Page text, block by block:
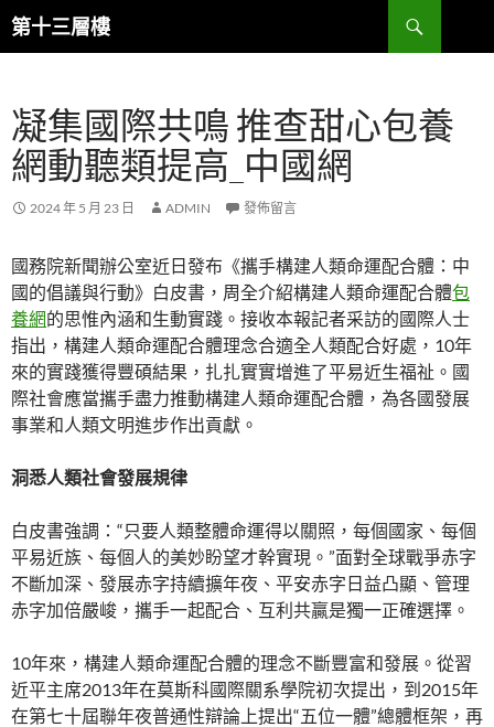
跳
至
內
容
第十三層樓
搜
尋
凝集國際共鳴 推查甜心包養
網動聽類提高_中國網
2024 年 5 月 23 日 ADMIN 發佈留言
國務院新聞辦公室近日發布《攜手構建人類命運配合體：中
國的倡議與行動》白皮書，周全介紹構建人類命運配合體包
養網的思惟內涵和生動實踐。接收本報記者采訪的國際人士
指出，構建人類命運配合體理念合適全人類配合好處，10年
來的實踐獲得豐碩結果，扎扎實實增進了平易近生福祉。國
際社會應當攜手盡力推動構建人類命運配合體，為各國發展
事業和人類文明進步作出貢獻。
洞悉人類社會發展規律
白皮書強調：“只要人類整體命運得以關照，每個國家、每個
平易近族、每個人的美妙盼望才幹實現。”面對全球戰爭赤字
不斷加深、發展赤字持續擴年夜、平安赤字日益凸顯、管理
赤字加倍嚴峻，攜手一起配合、互利共贏是獨一正確選擇。
10年來，構建人類命運配合體的理念不斷豐富和發展。從習
近平主席2013年在莫斯科國際關系學院初次提出，到2015年
在第七十屆聯年夜普通性辯論上提出“五位一體”總體框架，再